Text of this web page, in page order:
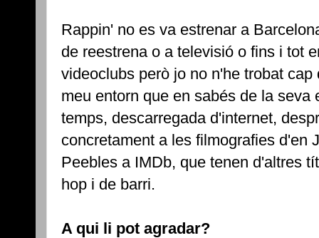
Rappin' no es va estrenar a
de reestrena o a televisió o fins i tot
videoclubs però jo no n'he trobat
meu entorn que en sabés de la
temps, descarregada d'internet,
concretament a les filmografies d'en
Peebles a IMDb, que tenen d'altres
hop i de barri.
A qui li pot agradar?